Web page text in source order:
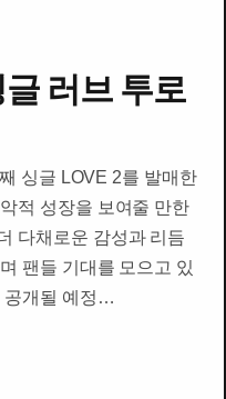
러브 투로
싱글 LOVE 2를 발매한
적 성장을 보여줄 만한
다채로운 감성과 리듬
팬들 기대를 모으고 있
공개될 예정…